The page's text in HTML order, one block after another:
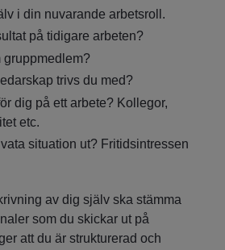
i din nuvarande arbetsroll.
på tidigare arbeten?
gruppmedlem?
trivs du med?
dig på ett arbete? Kollegor,
etc.
situation ut? Fritidsintressen
av dig själv ska stämma
som du skickar ut på
att du är strukturerad och